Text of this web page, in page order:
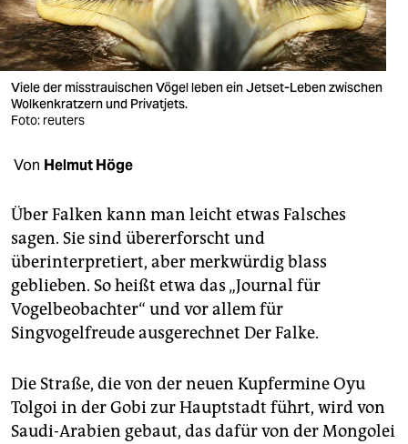
wahrheit
verlag
verlag
shop
fragen & hilfe
unterstützen
abo
genossenschaft
Viele der misstrauischen Vögel leben ein Jetset-Leben zwischen
Wolkenkratzern und Privatjets.
Foto: reuters
Von Helmut Höge
Über Falken kann man leicht etwas Falsches
sagen. Sie sind übererforscht und
überinterpretiert, aber merkwürdig blass
geblieben. So heißt etwa das „Journal für
Vogelbeobachter“ und vor allem für
Singvogelfreude ausgerechnet Der Falke.
Die Straße, die von der neuen Kupfermine Oyu
Tolgoi in der Gobi zur Hauptstadt führt, wird von
Saudi-Arabien gebaut, das dafür von der Mongolei